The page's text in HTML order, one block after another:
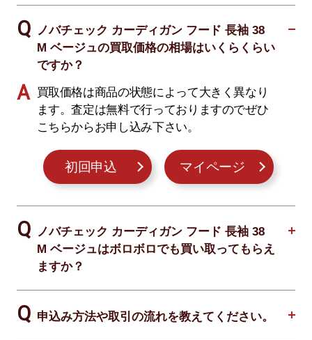
ノバチェック カーディガン フード 長袖 38
M ベージュの買取価格の相場はいくらくらい
ですか？
買取価格は商品の状態によって大きく異なり
ます。査定は無料で行っておりますのでぜひ
こちらからお申し込み下さい。
初回申込 マイページ
ノバチェック カーディガン フード 長袖 38
M ベージュはボロボロでも買い取ってもらえ
ますか？
申込み方法や取引の流れを教えてください。